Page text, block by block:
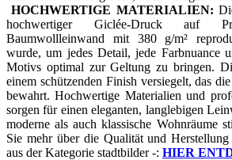
HOCHWERTIGE MATERIALIEN:
hochwertiger Giclée-Druck auf
Baumwollleinwand mit 380 g/m²
wurde, um jedes Detail, jede Farbnuance
Motivs optimal zur Geltung zu bringen.
einem schützenden Finish versiegelt, das
bewahrt. Hochwertige Materialien und
sorgen für einen eleganten, langlebigen
moderne als auch klassische Wohnräume
Sie mehr über die Qualität und
aus der Kategorie stadtbilder -: HIER